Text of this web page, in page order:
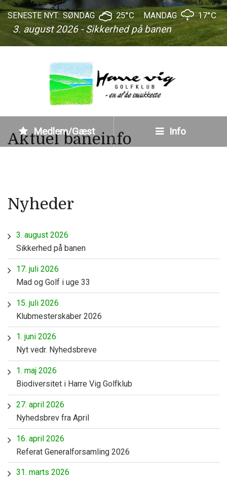
SENESTE NYT:
3. august 2026 - Sikkerhed på banen
SØNDAG 25°C MANDAG 17°C
Medlem/Gæst Info
Aktuel baneinfo
Nyheder
3. august 2026
Sikkerhed på banen
17. juli 2026
Mad og Golf i uge 33
15. juli 2026
Klubmesterskaber 2026
1. juni 2026
Nyt vedr. Nyhedsbreve
1. maj 2026
Biodiversitet i Harre Vig Golfklub
27. april 2026
Nyhedsbrev fra April
16. april 2026
Referat Generalforsamling 2026
31. marts 2026